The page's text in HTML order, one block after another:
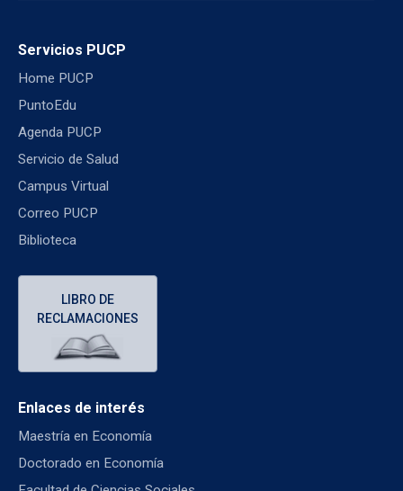
Servicios PUCP
Home PUCP
PuntoEdu
Agenda PUCP
Servicio de Salud
Campus Virtual
Correo PUCP
Biblioteca
LIBRO DE
RECLAMACIONES
Enlaces de interés
Maestría en Economía
Doctorado en Economía